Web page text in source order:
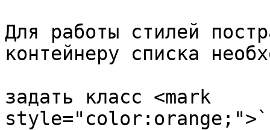
Для работы стилей
контейнеру списка
задать класс <mark